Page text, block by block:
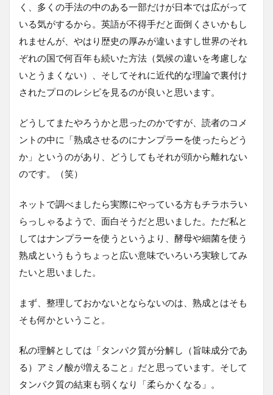
く、多くの手法の中のある一部だけが日本では広がって
いる気がするから。英語が不得手だと面倒くさいかもし
れませんが、やはり歴史の厚みが違いますし世界のそれ
ぞれの国で何百年も続いた方法（気候の違いを考慮しな
いとうまくない）、そしてそれに近代的な理論で裏付け
されたプロのレシピを見るのが良いと思います。
どうしてまたやろうかと思ったのかですが、読者のコメ
ントの中に「熟成させるのにナンプラーを使ったらどう
か」というのがあり、どうしてもそれが頭から離れない
のです。（笑）
ネットで調べましたら実際にやっている方もチラホラい
らっしゃるようで、面白そうだと思いました。ただ私と
してはナンプラーを使うというより、酵母や細菌を使う
熟成というもうちょっと広い意味でいろいろ実験してみ
たいと思いました。
まず、整理しておかないとならないのは、熟成とはそも
そも何かということ。
私の理解としては「タンパク質が分解し（旨味成分であ
る）アミノ酸が増えること」だと思っています。そして
タンパク質の結束も弱くなり「柔らかくなる」。